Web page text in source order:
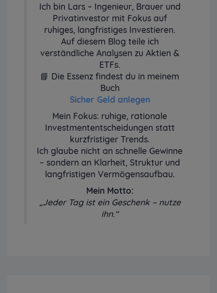
Ich bin Lars – Ingenieur, Brauer und
Privatinvestor mit Fokus auf
ruhiges, langfristiges Investieren.
Auf diesem Blog teile ich
verständliche Analysen zu Aktien &
ETFs.
📘 Die Essenz findest du in meinem
Buch
Sicher Geld anlegen
Mein Fokus: ruhige, rationale
Investmententscheidungen statt
kurzfristiger Trends.
Ich glaube nicht an schnelle Gewinne
– sondern an Klarheit, Struktur und
langfristigen Vermögensaufbau.
Mein Motto:
„Jeder Tag ist ein Geschenk – nutze
ihn.“